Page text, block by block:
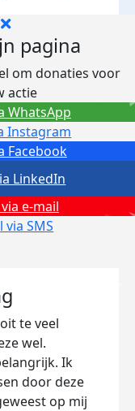
pagina
om donaties voor
actie
Facebook
Instagram
e-mail
via SMS
LinkedIn
WhatsApp
te veel
wel.
Ik
door deze
op mij